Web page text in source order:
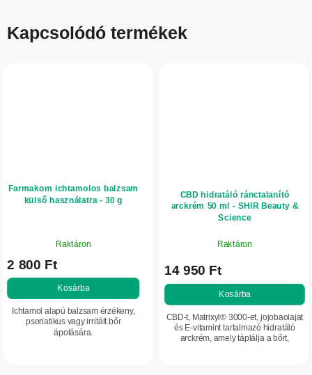
Kapcsolódó termékek
Farmakom ichtamolos balzsam
külső használatra - 30 g
átlagos
értékelése
ből
Raktáron
2 800 Ft
Kosárba
Ichtamol alapú balzsam érzékeny,
psoriatikus vagy irritált bőr
ápolására.
CBD hidratáló ránctalanító
arckrém 50 ml - SHIR Beauty &
Science
Raktáron
14 950 Ft
Kosárba
CBD-t, Matrixyl® 3000-et, jojobaolajat
és E-vitamint tartalmazó hidratáló
arckrém, amely táplálja a bőrt,